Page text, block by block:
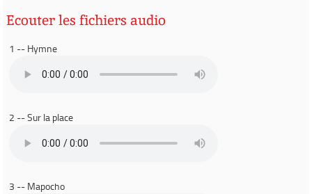
Ecouter les fichiers audio
1 -- Hymne
2 -- Sur la place
3 -- Mapocho